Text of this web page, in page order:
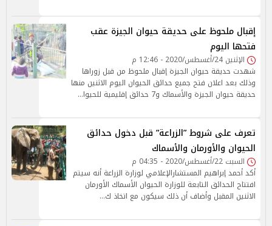
إقبال ملحوظ على حديقة حيوان الجيزة عقب
فتحها اليوم
الإثنين 24/أغسطس/2020 - 12:46 م
شهدت حديقة حيوان الجيزة إقبال ملحوظ من قبل زوراها
وذلك بعد اعلان فتح جميع حدائق الحيوان اليوم الاثنين منها
حديقة حيوان الجيزة والأسماك و7 حدائق إقليمية للحيوا…
تعرف على شروط ”الزراعة” قبل دخول حدائق
الحيوان والأورمان والأسماك
السبت 22/أغسطس/2020 - 04:35 م
أكد أحمد إبراهيم المستشارالإعلامي لوزارة الزراعة أنه سيتم
افتتاح الحدائق التابعة للوزارة الحيوان الأسماك الأورمان
الاثنين المقبل وأضاف أن ذلك سيكون مع اتخاذ ك…